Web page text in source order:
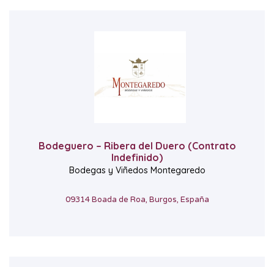
Bodeguero – Ribera del Duero (Contrato
Indefinido)
Bodegas y Viñedos Montegaredo
09314 Boada de Roa, Burgos, España